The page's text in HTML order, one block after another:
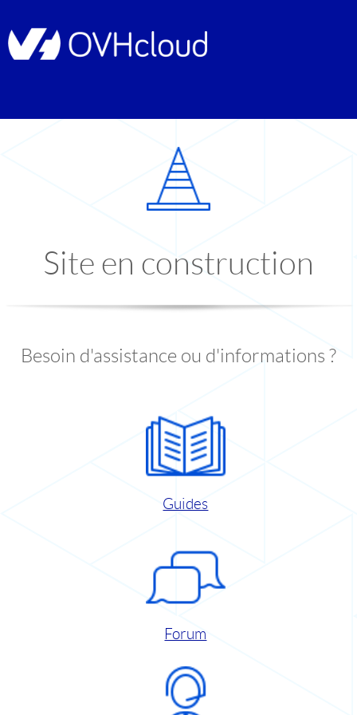
Site en construction
Besoin d'assistance ou d'informations ?
Guides
Forum